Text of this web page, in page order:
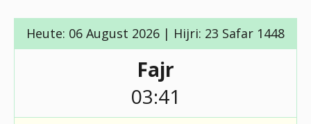
Heute: 06 August 2026 | Hijri: 23 Safar 1448
Fajr
03:41